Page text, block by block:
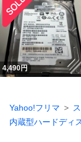
4,490円
Yahoo!フリマ
内蔵型ハードディ